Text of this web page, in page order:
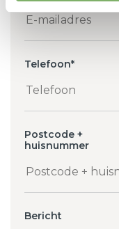
Telefoon*
Postcode +
huisnummer
Bericht